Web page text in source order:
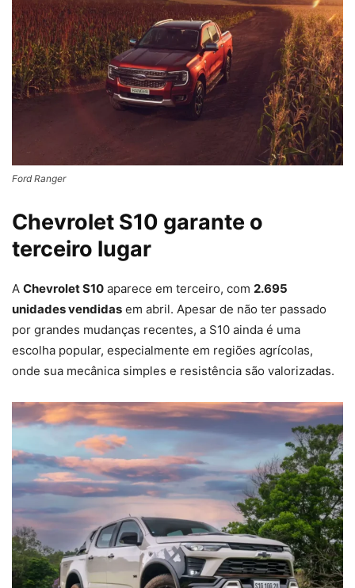
Ford Ranger
Chevrolet S10 garante o
terceiro lugar
A Chevrolet S10 aparece em terceiro, com 2.695
unidades vendidas em abril. Apesar de não ter passado
por grandes mudanças recentes, a S10 ainda é uma
escolha popular, especialmente em regiões agrícolas,
onde sua mecânica simples e resistência são valorizadas.